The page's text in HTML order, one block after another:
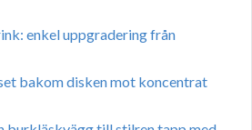
enkel uppgradering från
bakom disken mot koncentrat